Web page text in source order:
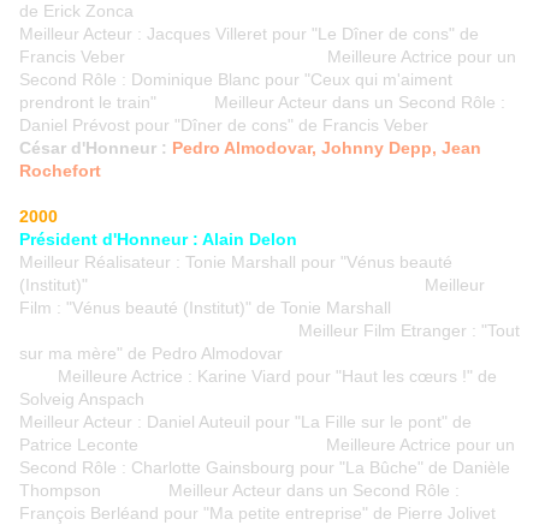
de Erick Zonca
Meilleur Acteur : Jacques Villeret pour "Le Dîner de cons" de
Francis Veber Meilleure Actrice pour un
Second Rôle : Dominique Blanc pour "Ceux qui m'aiment
prendront le train" Meilleur Acteur dans un Second Rôle :
Daniel Prévost pour "Dîner de cons" de Francis Veber
César d'Honneur : Pedro Almodovar, Johnny Depp, Jean
Rochefort
2000
Président d'Honneur : Alain Delon
Meilleur Réalisateur : Tonie Marshall pour "Vénus beauté
(Institut)" Meilleur
Film : "Vénus beauté (Institut)" de Tonie Marshall
Meilleur Film Etranger : "Tout
sur ma mère" de Pedro Almodovar
Meilleure Actrice : Karine Viard pour "Haut les cœurs !" de
Solveig Anspach
Meilleur Acteur : Daniel Auteuil pour "La Fille sur le pont" de
Patrice Leconte Meilleure Actrice pour un
Second Rôle : Charlotte Gainsbourg pour "La Bûche" de Danièle
Thompson Meilleur Acteur dans un Second Rôle :
François Berléand pour "Ma petite entreprise" de Pierre Jolivet